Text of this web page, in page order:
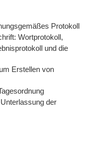
Protokoll
Wortprotokoll,
und die
Erstellen von
der